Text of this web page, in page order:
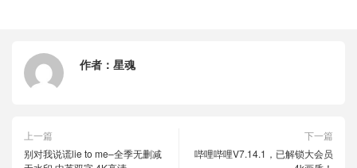
作者： 星魂
上一篇
别对我说谎lie to me–全季无删减
下一篇
哔哩哔哩V7.14.1，已解锁大会员